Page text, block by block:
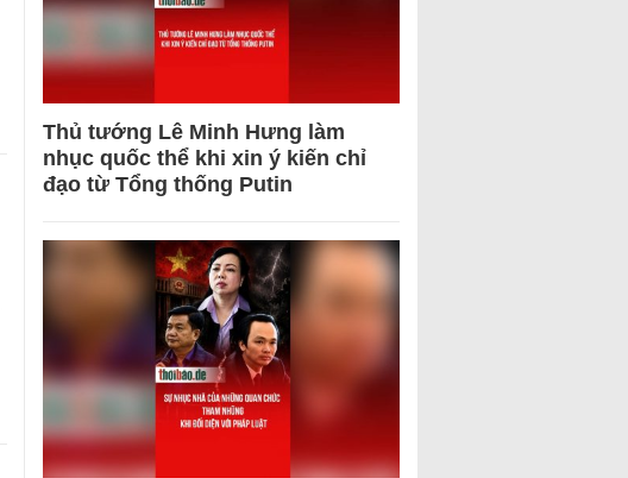
Thủ tướng Lê Minh Hưng làm
nhục quốc thể khi xin ý kiến chỉ
đạo từ Tổng thống Putin